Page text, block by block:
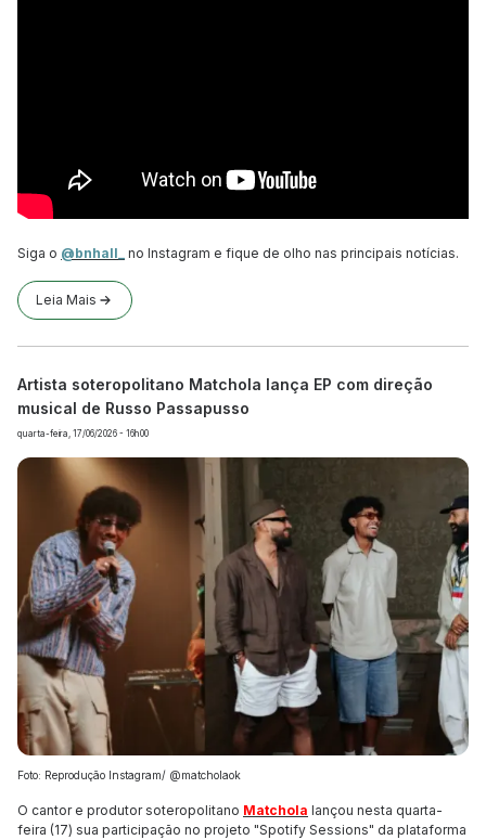
Siga o @bnhall_ no Instagram e fique de olho nas principais notícias.
Leia Mais
Artista soteropolitano Matchola lança EP com direção
musical de Russo Passapusso
quarta-feira, 17/06/2026 - 16h00
Foto: Reprodução Instagram/ @matcholaok
O cantor e produtor soteropolitano Matchola lançou nesta quarta-
feira (17) sua participação no projeto "Spotify Sessions" da plataforma